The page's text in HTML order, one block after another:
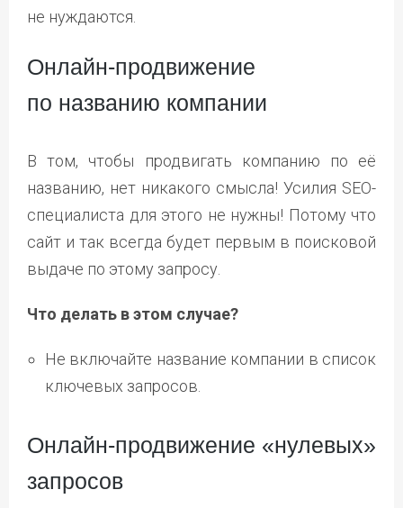
не нуждаются.
Онлайн-продвижение
по названию компании
В том, чтобы продвигать компанию по её
названию, нет никакого смысла! Усилия SEO-
специалиста для этого не нужны! Потому что
сайт и так всегда будет первым в поисковой
выдаче по этому запросу.
Что делать в этом случае?
Не включайте название компании в список
ключевых запросов.
Онлайн-продвижение «нулевых»
запросов